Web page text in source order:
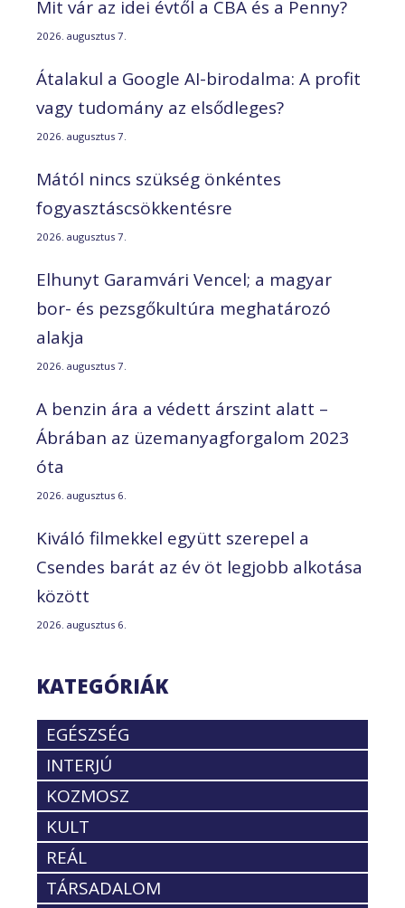
Mit vár az idei évtől a CBA és a Penny?
2026. augusztus 7.
Átalakul a Google AI-birodalma: A profit
vagy tudomány az elsődleges?
2026. augusztus 7.
Mától nincs szükség önkéntes
fogyasztáscsökkentésre
2026. augusztus 7.
Elhunyt Garamvári Vencel; a magyar
bor- és pezsgőkultúra meghatározó
alakja
2026. augusztus 7.
A benzin ára a védett árszint alatt –
Ábrában az üzemanyagforgalom 2023
óta
2026. augusztus 6.
Kiváló filmekkel együtt szerepel a
Csendes barát az év öt legjobb alkotása
között
2026. augusztus 6.
KATEGÓRIÁK
EGÉSZSÉG
INTERJÚ
KOZMOSZ
KULT
REÁL
TÁRSADALOM